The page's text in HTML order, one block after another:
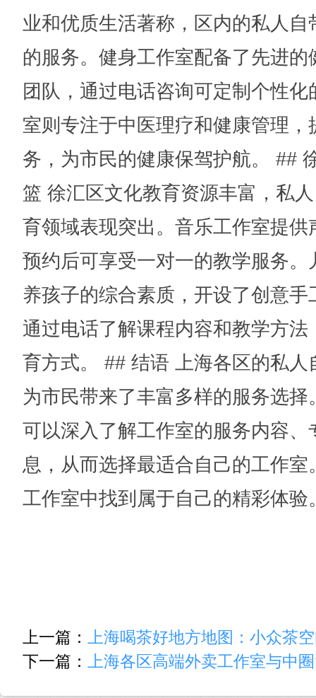
业和优质生活著称，区内的私人
的服务。健身工作室配备了先进
团队，通过电话咨询可定制个性
室则专注于中医理疗和健康管理
务，为市民的健康保驾护航。 ##
篮 徐汇区文化教育资源丰富，私
育领域表现突出。音乐工作室提
预约后可享受一对一的教学服务
养孩子的综合素质，开设了创意
通过电话了解课程内容和教学方
育方式。 ## 结语 上海各区的私
为市民带来了丰富多样的服务选
可以深入了解工作室的服务内容
息，从而选择最适合自己的工作
工作室中找到属于自己的精彩体验
上一篇：
上海喝茶好地方地图：小众茶
下一篇：
上海各区高端外卖工作室与中